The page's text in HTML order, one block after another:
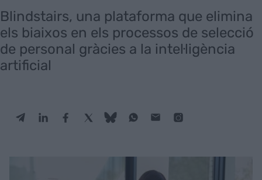
Blindstairs, una plataforma que elimina
els biaixos en els processos de selecció
de personal gràcies a la intel·ligència
artificial